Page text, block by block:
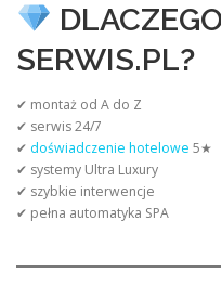
SERWIS.PL?
✔ montaż od A do Z
✔ serwis 24/7
✔ doświadczenie hotelowe 5★
✔ systemy Ultra Luxury
✔ szybkie interwencje
✔ pełna automatyka SPA